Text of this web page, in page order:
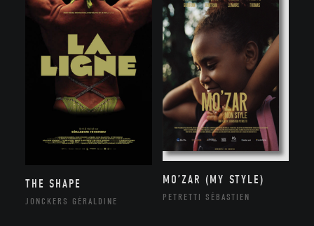
THE SHAPE
JONCKERS GÉRALDINE
MO’ZAR (MY STYLE)
PETRETTI SÉBASTIEN